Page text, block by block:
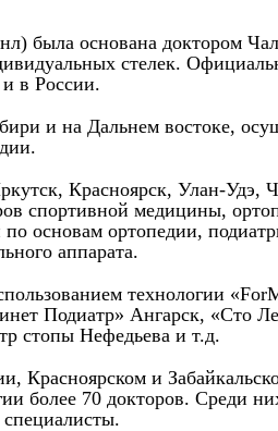
основана доктором
стелек.
в России.
и на Дальнем востоке,
Красноярск, Улан-Удэ,
спортивной медицины,
основам ортопедии,
аппарата.
технологии
Подиатр» Ангарск, «Сто
стопы Нефедьева и т.д.
Красноярском и
более 70 докторов. Среди